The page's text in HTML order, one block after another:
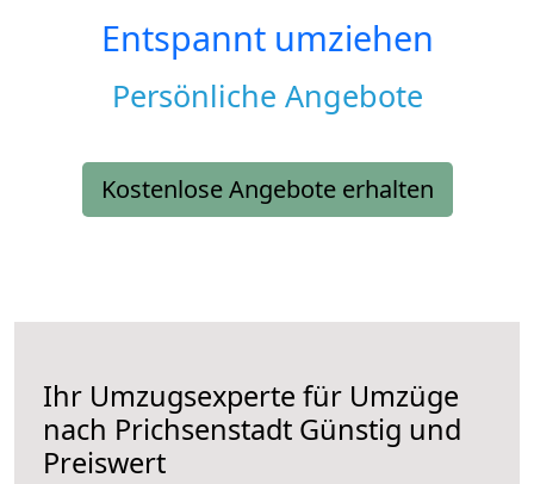
Entspannt umziehen
Persönliche Angebote
Kostenlose Angebote erhalten
Ihr Umzugsexperte für Umzüge
nach Prichsenstadt Günstig und
Preiswert